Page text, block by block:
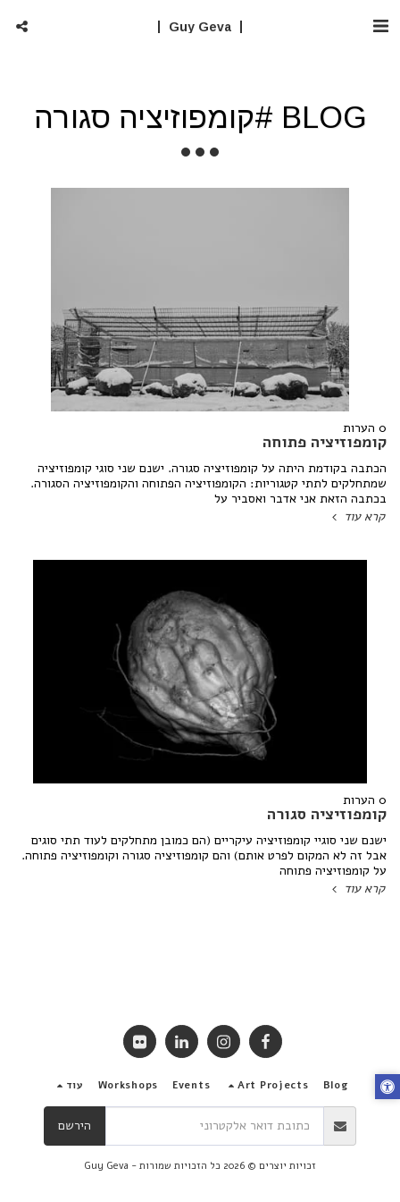
Guy Geva
BLOG #קומפוזיציה סגורה
0 הערות
קומפוזיציה פתוחה
הכתבה בקודמת היתה על קומפוזיציה סגורה. ישנם שני סוגי קומפוזיציה
שמתחלקים לתתי קטגוריות: הקומפוזיציה הפתוחה והקומפוזיציה הסגורה.
בכתבה הזאת אני אדבר ואסביר על
קרא עוד
0 הערות
קומפוזיציה סגורה
ישנם שני סוגיי קומפוזיציה עיקריים (הם כמובן מתחלקים לעוד תתי סוגים
אבל זה לא המקום לפרט אותם) והם קומפוזיציה סגורה וקומפוזיציה פתוחה.
על קומפוזיציה פתוחה
קרא עוד
Blog
Art Projects
Events
Workshops עוד
הירשם
זכויות יוצרים © 2026 כל הזכויות שמורות - Guy Geva